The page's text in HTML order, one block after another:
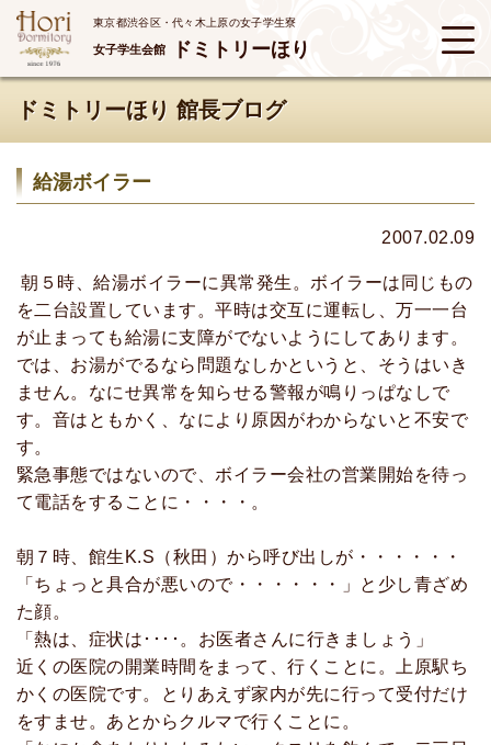
東京都渋谷区・代々木上原の女子学生寮
女子学生会館 ドミトリーほり
ドミトリーほり 館長ブログ
給湯ボイラー
2007.02.09
朝５時、給湯ボイラーに異常発生。ボイラーは同じもの
を二台設置しています。平時は交互に運転し、万一一台
が止まっても給湯に支障がでないようにしてあります。
では、お湯がでるなら問題なしかというと、そうはいき
ません。なにせ異常を知らせる警報が鳴りっぱなしで
す。音はともかく、なにより原因がわからないと不安で
す。
緊急事態ではないので、ボイラー会社の営業開始を待っ
て電話をすることに・・・・。
朝７時、館生K.S（秋田）から呼び出しが・・・・・・
「ちょっと具合が悪いので・・・・・・」と少し青ざめ
た顔。
「熱は、症状は････。お医者さんに行きましょう」
近くの医院の開業時間をまって、行くことに。上原駅ち
かくの医院です。とりあえず家内が先に行って受付だけ
をすませ。あとからクルマで行くことに。